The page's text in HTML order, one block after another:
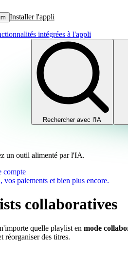
Installer l'appli
intégrées à l'appli
Rechercher avec l'IA
un outil alimenté par l'IA.
compte
vos paiements et bien plus encore.
collaboratives
quelle playlist en mode
réorganiser des titres.